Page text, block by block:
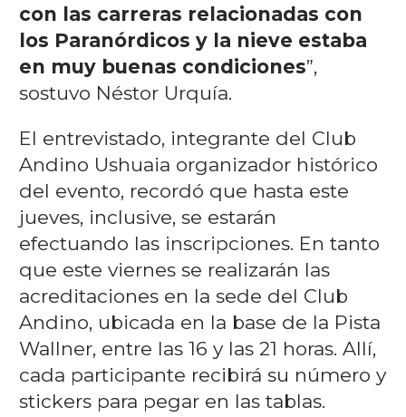
con las carreras relacionadas con
los Paranórdicos y la nieve estaba
en muy buenas condiciones”,
sostuvo Néstor Urquía.
El entrevistado, integrante del Club
Andino Ushuaia organizador histórico
del evento, recordó que hasta este
jueves, inclusive, se estarán
efectuando las inscripciones. En tanto
que este viernes se realizarán las
acreditaciones en la sede del Club
Andino, ubicada en la base de la Pista
Wallner, entre las 16 y las 21 horas. Allí,
cada participante recibirá su número y
stickers para pegar en las tablas.